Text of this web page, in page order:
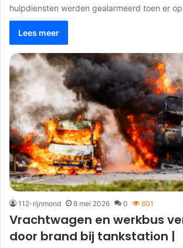
hulpdiensten werden gealarmeerd toen er
Lees meer
112-rijnmond 8 mei 2026 0 601
Vrachtwagen en werkbus
door brand bij tankstation |